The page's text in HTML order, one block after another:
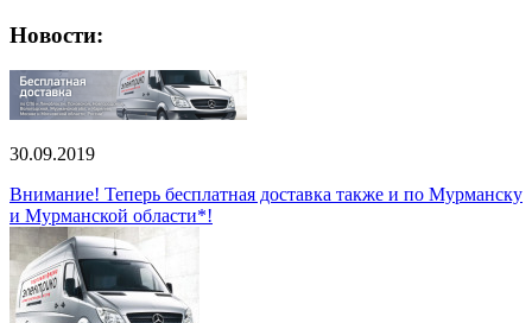
Новости:
30.09.2019
Внимание! Теперь бесплатная доставка также и по Мурманску
и Мурманской области*!